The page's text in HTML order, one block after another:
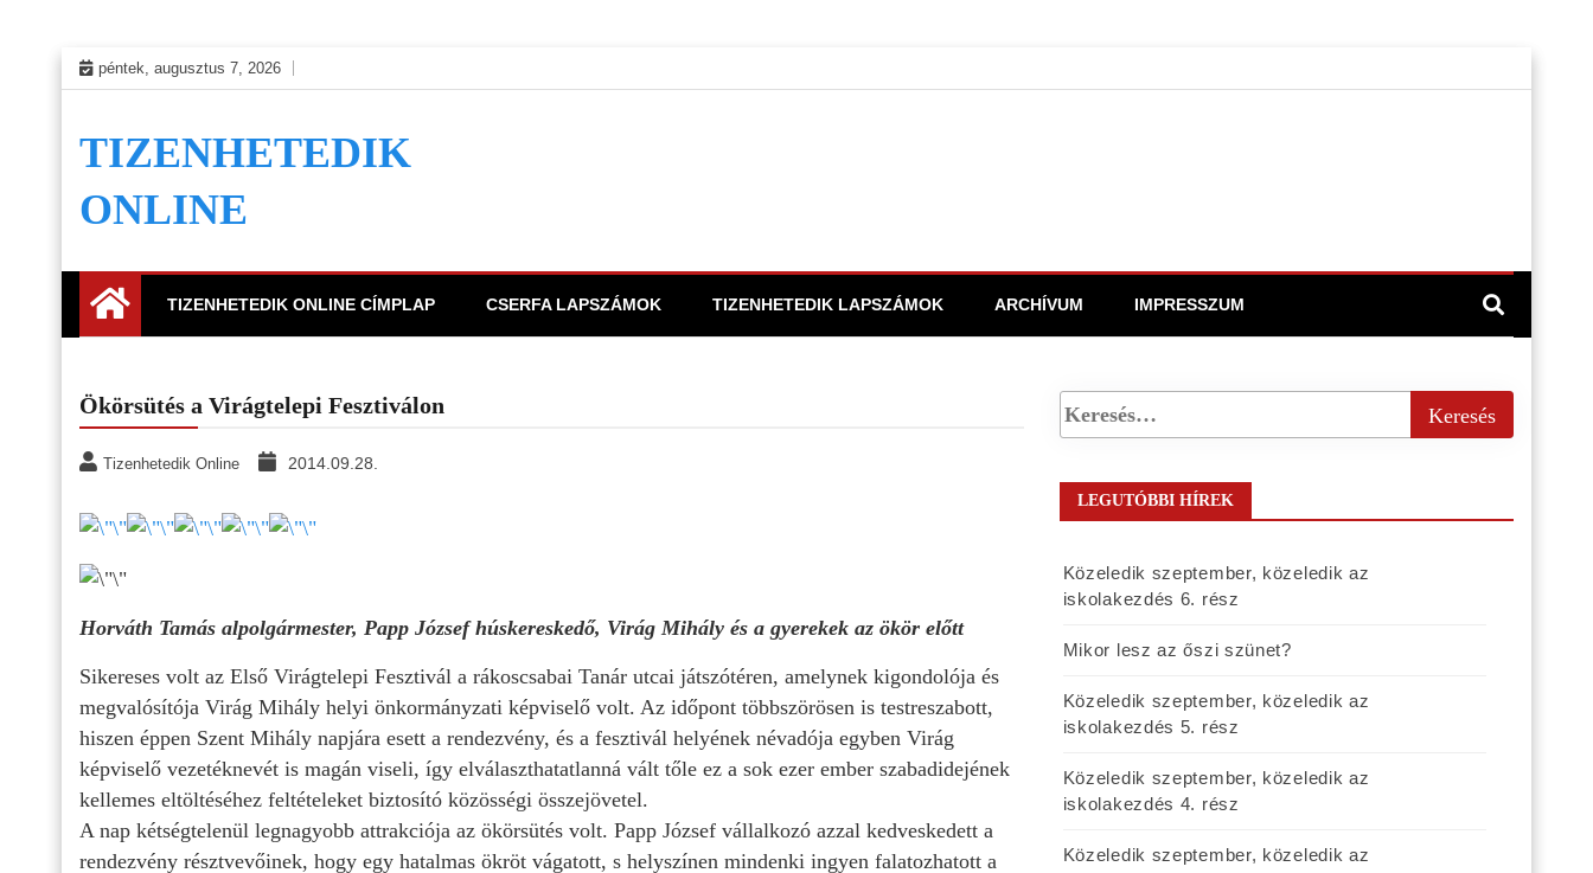
Skip
to
péntek, augusztus 7, 2026
TIZENHETEDIK
ONLINE
TIZENHETEDIK ONLINE CÍMPLAP CSERFA LAPSZÁMOK TIZENHETEDIK LAPSZÁMOK ARCHÍVUM IMPRESSZUM
Ökörsütés a Virágtelepi Fesztiválon
Tizenhetedik Online 2014.09.28.
Horváth Tamás alpolgármester, Papp József húskereskedő, Virág Mihály és a gyerekek az ökör előtt
Sikereses volt az Első Virágtelepi Fesztivál a rákoscsabai Tanár utcai játszótéren, amelynek kigondolója és
megvalósítója Virág Mihály helyi önkormányzati képviselő volt. Az időpont többszörösen is testreszabott,
hiszen éppen Szent Mihály napjára esett a rendezvény, és a fesztivál helyének névadója egyben Virág
képviselő vezetéknevét is magán viseli, így elválaszthatatlanná vált tőle ez a sok ezer ember szabadidejének
kellemes eltöltéséhez feltételeket biztosító közösségi összejövetel.
A nap kétségtelenül legnagyobb attrakciója az ökörsütés volt. Papp József vállalkozó azzal kedveskedett a
rendezvény résztvevőinek, hogy egy hatalmas ökröt vágatott, s helyszínen mindenki ingyen falatozhatott a
LEGUTÓBBI HÍREK
Közeledik szeptember, közeledik az
iskolakezdés 6. rész
Mikor lesz az őszi szünet?
Közeledik szeptember, közeledik az
iskolakezdés 5. rész
Közeledik szeptember, közeledik az
iskolakezdés 4. rész
Közeledik szeptember, közeledik az